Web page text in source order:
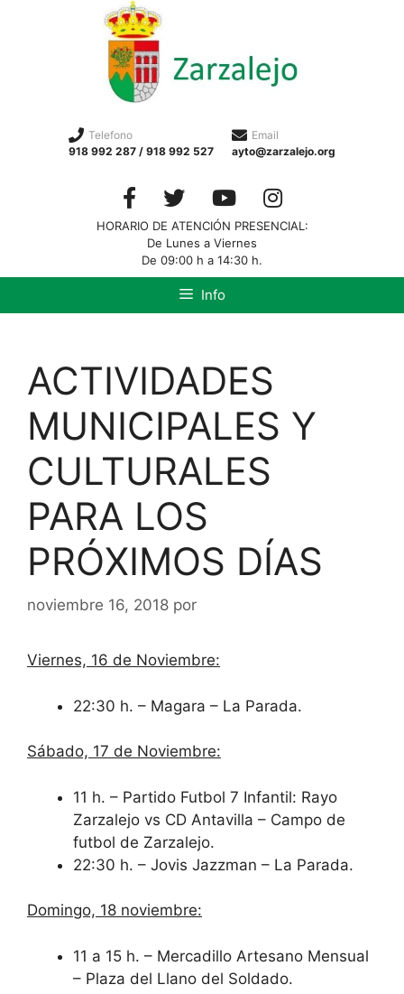
Telefono
918 992 287 / 918 992 527
Email
ayto@zarzalejo.org
HORARIO DE ATENCIÓN PRESENCIAL:
De Lunes a Viernes
De 09:00 h a 14:30 h.
Info
ACTIVIDADES
MUNICIPALES Y
CULTURALES
PARA LOS
PRÓXIMOS DÍAS
noviembre 16, 2018 por
Viernes, 16 de Noviembre:
22:30 h. – Magara – La Parada.
Sábado, 17 de Noviembre:
11 h. – Partido Futbol 7 Infantil: Rayo
Zarzalejo vs CD Antavilla – Campo de
futbol de Zarzalejo.
22:30 h. – Jovis Jazzman – La Parada.
Domingo, 18 noviembre:
11 a 15 h. – Mercadillo Artesano Mensual
– Plaza del Llano del Soldado.